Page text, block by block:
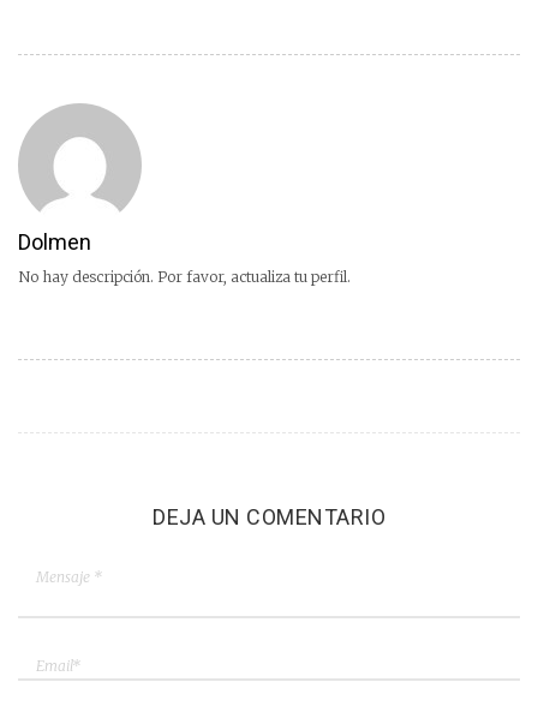
Dolmen
No hay descripción. Por favor, actualiza tu perfil.
DEJA UN COMENTARIO